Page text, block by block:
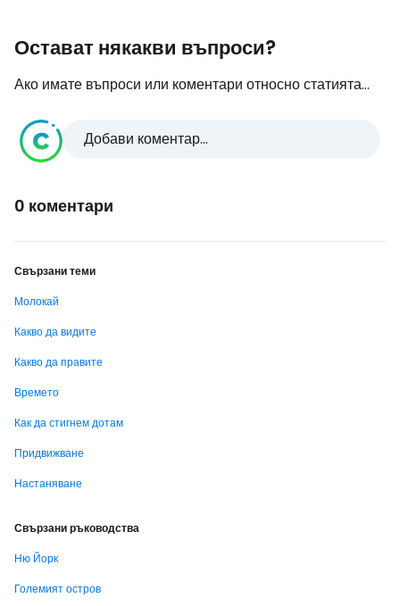
Остават някакви въпроси?
Ако имате въпроси или коментари относно статията...
Добави коментар...
0 коментари
Свързани теми
Молокай
Какво да видите
Какво да правите
Времето
Как да стигнем дотам
Придвижване
Настаняване
Свързани ръководства
Ню Йорк
Големият остров